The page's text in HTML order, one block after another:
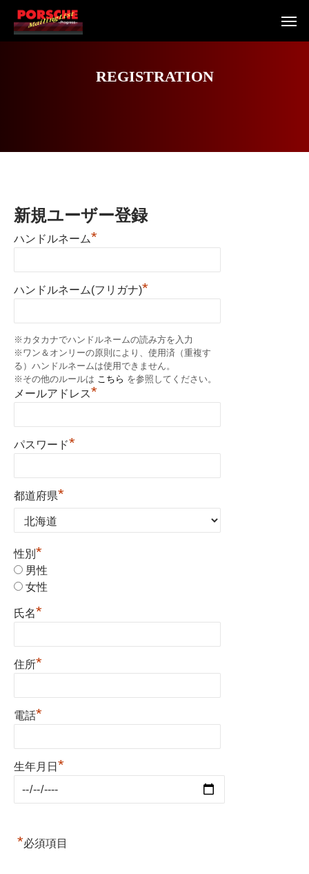
REGISTRATION
新規ユーザー登録
ハンドルネーム*
ハンドルネーム(フリガナ)*
※カタカナでハンドルネームの読み方を入力
※ワン＆オンリーの原則により、使用済（重複す
る）ハンドルネームは使用できません。
※その他のルールは こちら を参照してください。
メールアドレス*
パスワード*
都道府県*
性別 *
男性
女性
氏名*
住所*
電話*
生年月日 *
*必須項目